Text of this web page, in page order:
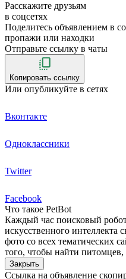
Расскажите друзьям
в соцсетях
Поделитесь объявлением в
пропажи или находки
Отправьте ссылку в чаты
Копировать ссылку
Или опубликуйте в сетях
Вконтакте
Одноклассники
Twitter
Facebook
Что такое PetBot
Каждый час поисковый
искусственного интеллекта
фото со всех тематических
того, чтобы найти
Закрыть
Ссылка на объявление